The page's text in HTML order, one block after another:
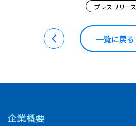
プレスリリース
一覧に戻る
企業概要